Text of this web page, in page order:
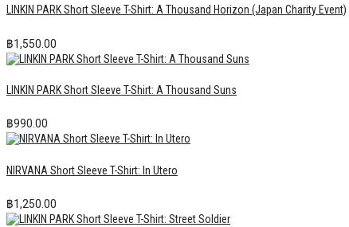
LINKIN PARK Short Sleeve T-Shirt: A Thousand Horizon (Japan Charity Event)
฿1,550.00
LINKIN PARK Short Sleeve T-Shirt: A Thousand Suns
฿990.00
NIRVANA Short Sleeve T-Shirt: In Utero
฿1,250.00